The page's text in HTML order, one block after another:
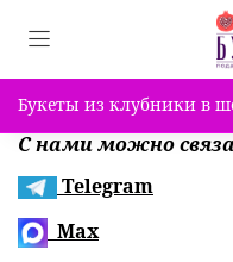
Букеты из клубники в
С нами можно
Telegram
Max